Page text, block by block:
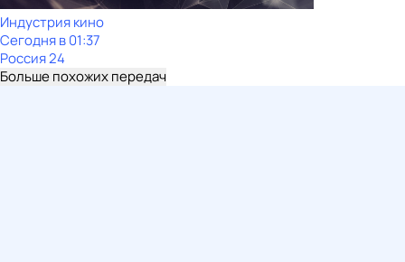
Индустрия кино
Сегодня в 01:37
Россия 24
Больше похожих передач